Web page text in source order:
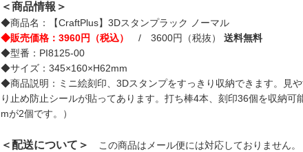
＜商品情報＞
◆商品名：【CraftPlus】3Dスタンプラック ノーマル
◆販売価格：3960円（税込）
/ 3600円（税抜） 送料無料
◆型番：PI8125-00
◆サイズ：345×160×H62mm
◆商品説明：ミニ絵刻印、3Dスタンプをすっきり収納できます。見
り止め防止シールが貼ってあります。打ち棒4本、刻印36個を収納
mが2個です。）
＜配送について＞
この商品はメール便には対応しておりません。